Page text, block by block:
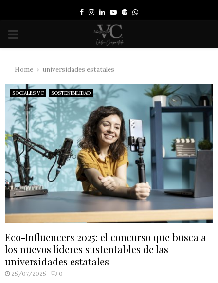
Facebook
Instagram
LinkedinYoutube
SpotifyWhatsapp
PRIMARY
Home universidades estatales
SOCIALES VC SOSTENIBILIDAD
Eco-Influencers 2025: el concurso que busca a
los nuevos líderes sustentables de las
universidades estatales
25/07/2025 0